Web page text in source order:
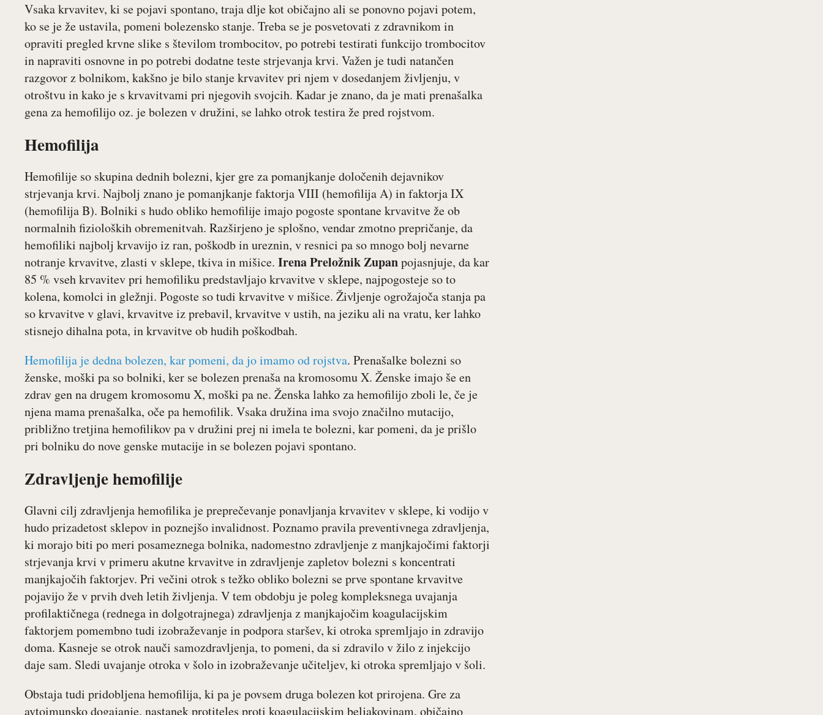
Vsaka krvavitev, ki se pojavi spontano, traja dlje kot običajno ali se ponovno pojavi potem,
ko se je že ustavila, pomeni bolezensko stanje. Treba se je posvetovati z zdravnikom in
opraviti pregled krvne slike s številom trombocitov, po potrebi testirati funkcijo trombocitov
in napraviti osnovne in po potrebi dodatne teste strjevanja krvi. Važen je tudi natančen
razgovor z bolnikom, kakšno je bilo stanje krvavitev pri njem v dosedanjem življenju, v
otroštvu in kako je s krvavitvami pri njegovih svojcih. Kadar je znano, da je mati prenašalka
gena za hemofilijo oz. je bolezen v družini, se lahko otrok testira že pred rojstvom.
Hemofilija
Hemofilije so skupina dednih bolezni, kjer gre za pomanjkanje določenih dejavnikov
strjevanja krvi. Najbolj znano je pomanjkanje faktorja VIII (hemofilija A) in faktorja IX
(hemofilija B). Bolniki s hudo obliko hemofilije imajo pogoste spontane krvavitve že ob
normalnih fizioloških obremenitvah. Razširjeno je splošno, vendar zmotno prepričanje, da
hemofiliki najbolj krvavijo iz ran, poškodb in ureznin, v resnici pa so mnogo bolj nevarne
notranje krvavitve, zlasti v sklepe, tkiva in mišice. Irena Preložnik Zupanpojasnjuje, da kar
85 % vseh krvavitev pri hemofiliku predstavljajo krvavitve v sklepe, najpogosteje so to
kolena, komolci in gležnji. Pogoste so tudi krvavitve v mišice. Življenje ogrožajoča stanja pa
so krvavitve v glavi, krvavitve iz prebavil, krvavitve v ustih, na jeziku ali na vratu, ker lahko
stisnejo dihalna pota, in krvavitve ob hudih poškodbah.
Hemofilija je dedna bolezen, kar pomeni, da jo imamo od rojstva. Prenašalke bolezni so
ženske, moški pa so bolniki, ker se bolezen prenaša na kromosomu X. Ženske imajo še en
zdrav gen na drugem kromosomu X, moški pa ne. Ženska lahko za hemofilijo zboli le, če je
njena mama prenašalka, oče pa hemofilik. Vsaka družina ima svojo značilno mutacijo,
približno tretjina hemofilikov pa v družini prej ni imela te bolezni, kar pomeni, da je prišlo
pri bolniku do nove genske mutacije in se bolezen pojavi spontano.
Zdravljenje hemofilije
Glavni cilj zdravljenja hemofilika je preprečevanje ponavljanja krvavitev v sklepe, ki vodijo v
hudo prizadetost sklepov in poznejšo invalidnost. Poznamo pravila preventivnega zdravljenja,
ki morajo biti po meri posameznega bolnika, nadomestno zdravljenje z manjkajočimi faktorji
strjevanja krvi v primeru akutne krvavitve in zdravljenje zapletov bolezni s koncentrati
manjkajočih faktorjev. Pri večini otrok s težko obliko bolezni se prve spontane krvavitve
pojavijo že v prvih dveh letih življenja. V tem obdobju je poleg kompleksnega uvajanja
profilaktičnega (rednega in dolgotrajnega) zdravljenja z manjkajočim koagulacijskim
faktorjem pomembno tudi izobraževanje in podpora staršev, ki otroka spremljajo in zdravijo
doma. Kasneje se otrok nauči samozdravljenja, to pomeni, da si zdravilo v žilo z injekcijo
daje sam. Sledi uvajanje otroka v šolo in izobraževanje učiteljev, ki otroka spremljajo v šoli.
Obstaja tudi pridobljena hemofilija, ki pa je povsem druga bolezen kot prirojena. Gre za
avtoimunsko dogajanje, nastanek protiteles proti koagulacijskim beljakovinam, običajno